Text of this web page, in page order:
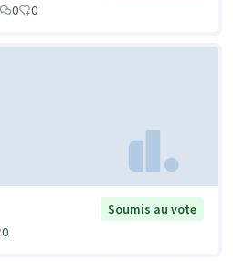
0 0
Soumis au vote
0